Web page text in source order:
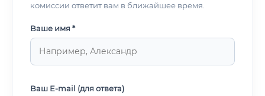
комиссии ответит вам в ближайшее время.
Ваше имя *
Ваш E-mail (для ответа)